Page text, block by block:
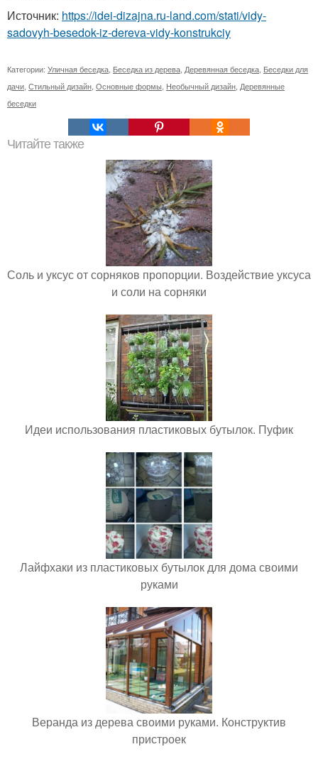
Источник: https://idei-dizajna.ru-land.com/stati/vidy-
sadovyh-besedok-iz-dereva-vidy-konstrukciy
Категории: Уличная беседка Беседка из дерева Деревянная беседка Беседки для
дачи Стильный дизайн Основные формы Необычный дизайн Деревянные
беседки
Читайте также
Соль и уксус от сорняков пропорции. Воздействие уксуса
и соли на сорняки
Идеи использования пластиковых бутылок. Пуфик
Лайфхаки из пластиковых бутылок для дома своими
руками
Веранда из дерева своими руками. Конструктив
пристроек